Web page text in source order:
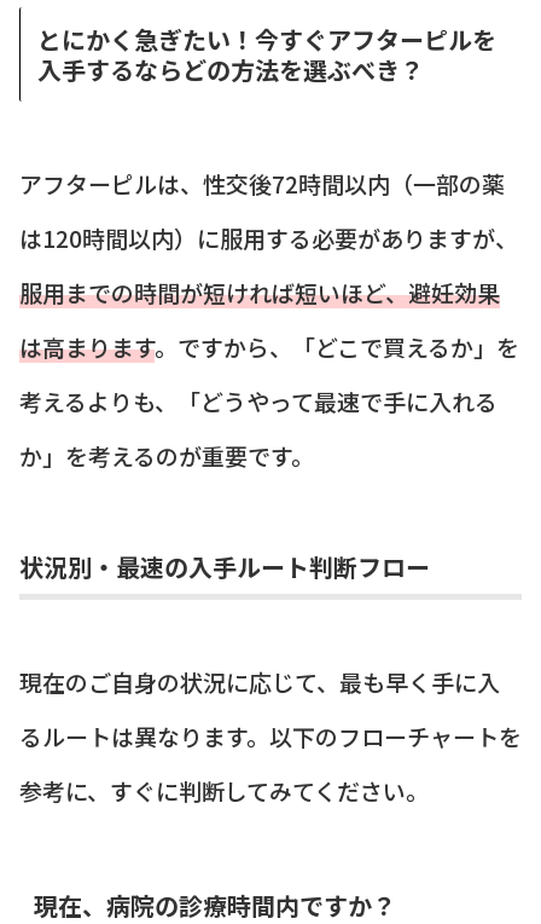
とにかく急ぎたい！今すぐアフターピルを
入手するならどの方法を選ぶべき？
アフターピルは、性交後72時間以内（一部の薬
は120時間以内）に服用する必要がありますが、
服用までの時間が短ければ短いほど、避妊効果
は高まります。ですから、「どこで買えるか」を
考えるよりも、「どうやって最速で手に入れる
か」を考えるのが重要です。
状況別・最速の入手ルート判断フロー
現在のご自身の状況に応じて、最も早く手に入
るルートは異なります。以下のフローチャートを
参考に、すぐに判断してみてください。
現在、病院の診療時間内ですか？